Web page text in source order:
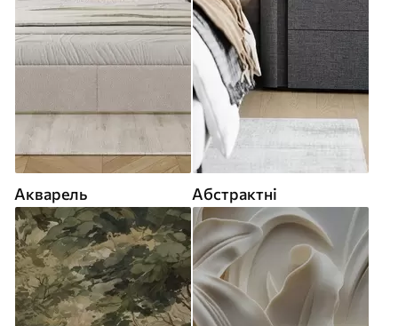
Акварель Абстрактні